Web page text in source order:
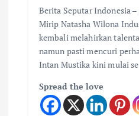
Berita Seputar Indonesia
Mirip Natasha Wilona
kembali melahirkan
namun pasti mencuri
Intan Mustika kini mulai
Spread the love